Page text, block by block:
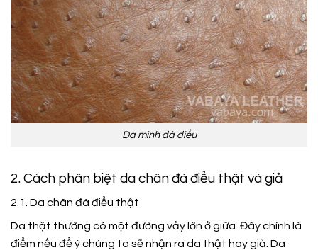
Da mình đà điểu
2. Cách phân biệt da chân đà điểu thật và giả
2.1. Da chân đà điểu thật
Da thật thường có một đường vảy lớn ở giữa. Đây chính là
điểm nếu để ý chúng ta sẽ nhận ra da thật hay giả. Da